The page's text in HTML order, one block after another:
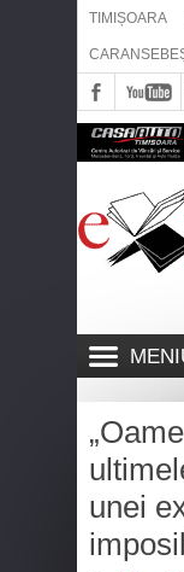
TIMIȘOARA
unei